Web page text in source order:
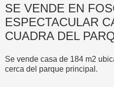
SE VENDE EN
ESPECTACULAR
CUADRA DEL
Se vende casa de 184 m2
cerca del parque principal.